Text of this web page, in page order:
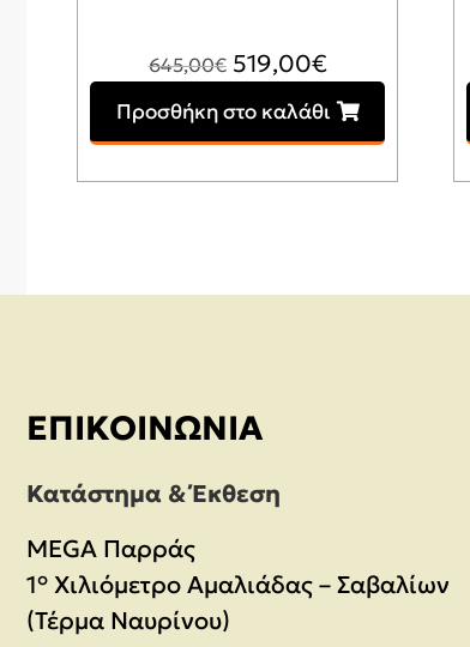
645,00€ Original
was:
519,00€Η
τρέχουσα
τιμή
Προσθήκη στο καλάθι
ΕΠΙΚΟΙΝΩΝΊΑ
Κατάστημα & Έκθεση
MEGA Παρράς
1° Χιλιόμετρο Αμαλιάδας – Σαβαλίων
(Τέρμα Ναυρίνου)